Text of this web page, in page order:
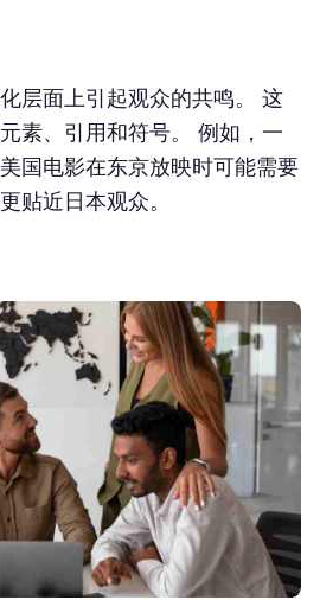
层面上引起观众的共鸣。 这
素、引用和符号。 例如，一
国电影在东京放映时可能需要
贴近日本观众。